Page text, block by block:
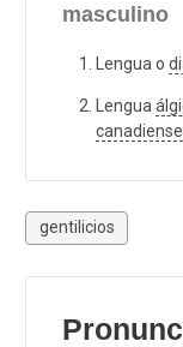
masculino
Lengua o
Lengua
canadiense
gentilicios